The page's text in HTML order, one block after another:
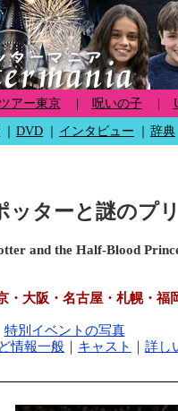
アー東京 呪いの子
DVD インタビュー 辞典
ッターと謎のプ
and the Half-Blood
大阪・名古屋・札幌・福
特別イベントの写真
情報一般
キャスト 詳し